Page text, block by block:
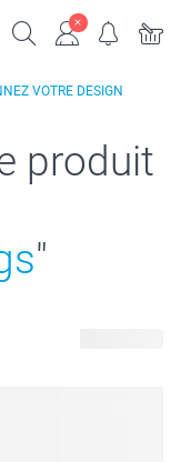
VOTRE DESIGN
produit
"